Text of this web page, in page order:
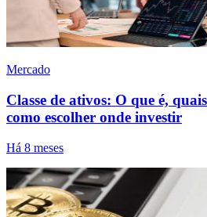
Mercado
Classe de ativos: O que é,
como escolher onde investir
Há 8 meses